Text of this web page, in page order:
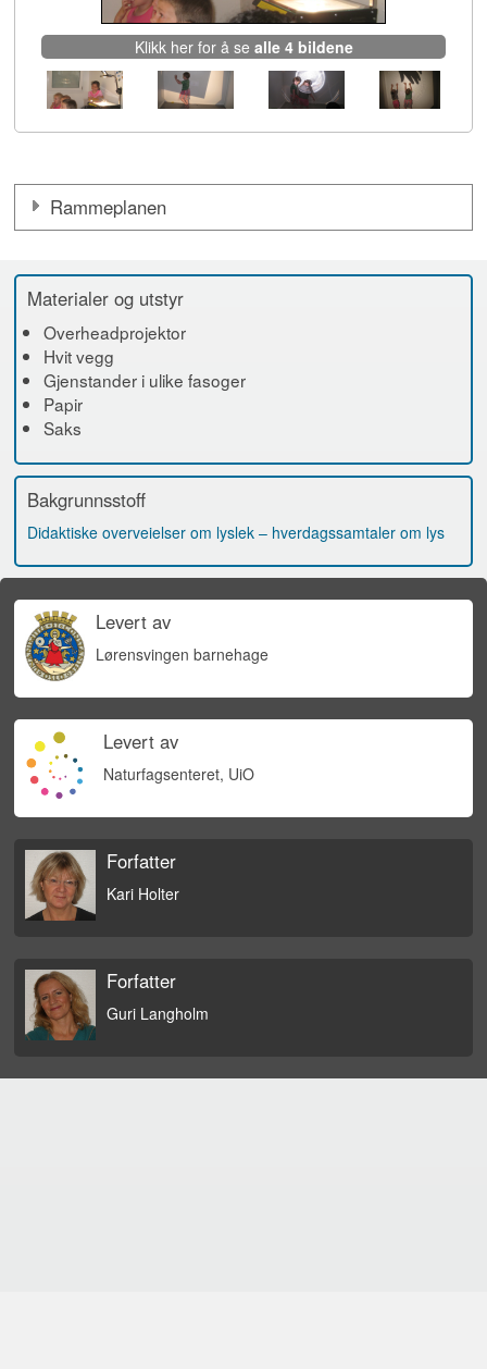
Klikk her for å se alle 4 bildene
Rammeplanen
Materialer og utstyr
Overheadprojektor
Hvit vegg
Gjenstander i ulike fasoger
Papir
Saks
Bakgrunnsstoff
Didaktiske overveielser om lyslek – hverdagssamtaler om lys
Levert av
Lørensvingen barnehage
Levert av
Naturfagsenteret, UiO
Forfatter
Kari Holter
Forfatter
Guri Langholm